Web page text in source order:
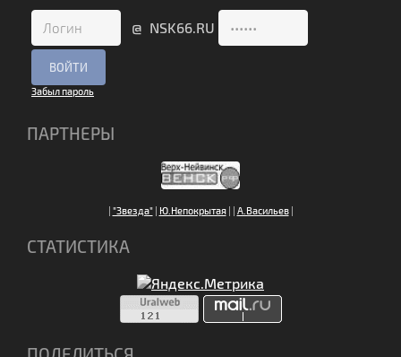
@ NSK66.RU
Забыл пароль
ПАРТНЕРЫ
| "Звезда"| Ю.Непокрытая| | А.Васильев|
СТАТИСТИКА